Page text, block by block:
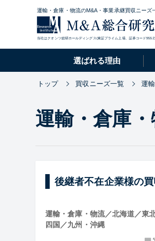
運輸・倉庫・物流のM&A・事業承継買収ニーズ
当社はクオンツ総研ホールディングス(東証プライム上場、証券コード9552)
選ばれる理由
トップ 買収ニーズ一覧 運
運輸・倉庫
後継者不在企業様の買
運輸・倉庫・物流／北海道／東
四国／九州・沖縄